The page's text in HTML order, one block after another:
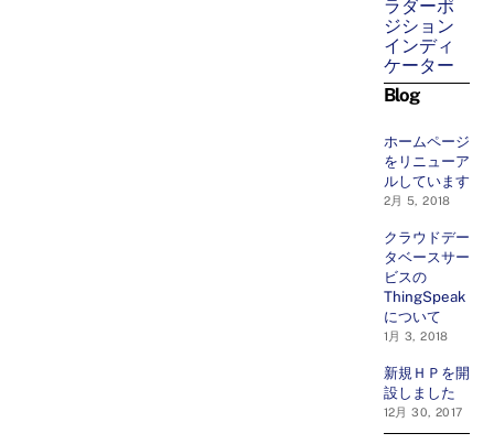
ラダーポ
ジション
インディ
ケーター
Blog
ホームページ
をリニューア
ルしています
2月 5, 2018
クラウドデー
タベースサー
ビスの
ThingSpeak
について
1月 3, 2018
新規ＨＰを開
設しました
12月 30, 2017